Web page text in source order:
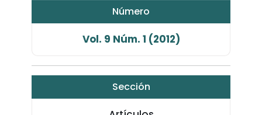
Número
Vol. 9 Núm. 1 (2012)
Sección